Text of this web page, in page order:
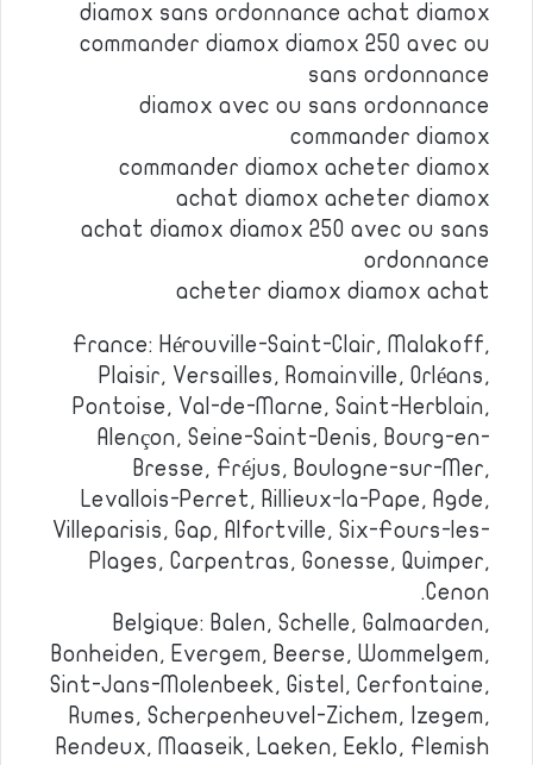
diamox sans ordonnance achat diamox
commander diamox diamox 250 avec ou
sans ordonnance
diamox avec ou sans ordonnance
commander diamox
commander diamox acheter diamox
achat diamox acheter diamox
achat diamox diamox 250 avec ou sans
ordonnance
acheter diamox diamox achat
France: Hérouville-Saint-Clair, Malakoff,
Plaisir, Versailles, Romainville, Orléans,
Pontoise, Val-de-Marne, Saint-Herblain,
Alençon, Seine-Saint-Denis, Bourg-en-
Bresse, Fréjus, Boulogne-sur-Mer,
Levallois-Perret, Rillieux-la-Pape, Agde,
Villeparisis, Gap, Alfortville, Six-Fours-les-
Plages, Carpentras, Gonesse, Quimper,
Cenon.
Belgique: Balen, Schelle, Galmaarden,
Bonheiden, Evergem, Beerse, Wommelgem,
Sint-Jans-Molenbeek, Gistel, Cerfontaine,
Rumes, Scherpenheuvel-Zichem, Izegem,
Rendeux, Maaseik, Laeken, Eeklo, Flemish